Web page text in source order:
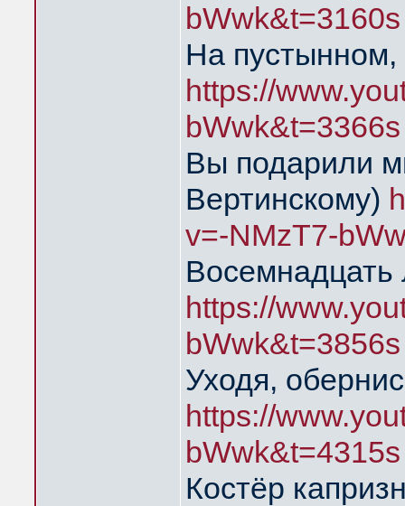
bWwk&t=3160s
На пустынном,
https://
bWwk&t=3366s
Вы подарили
Вертинскому)
v=-NMzT7-
https://
bWwk&t=3856s
Уходя,
https://
bWwk&t=4315s
Костёр